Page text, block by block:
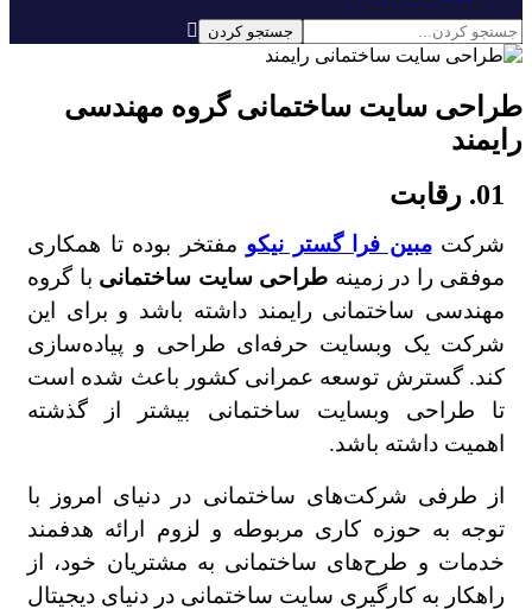
طراحی سایت ساختمانی گروه مهندسی
رایمند
01. رقابت
شرکت مبین فرا گستر نیکومفتخر بوده تا همکاری
موفقی را در زمینه طراحی سایت ساختمانیبا گروه
مهندسی ساختمانی رایمند داشته باشد و برای این
شرکت یک وبسایت حرفه‌ای طراحی و پیاده‌سازی
کند. گسترش توسعه عمرانی کشور باعث شده است
تا طراحی وبسایت ساختمانی بیشتر از گذشته
اهمیت داشته باشد.
از طرفی شرکت‌های ساختمانی در دنیای امروز با
توجه به حوزه کاری مربوطه و لزوم ارائه هدفمند
خدمات و طرح‌های ساختمانی به مشتریان خود، از
راهکار به کارگیری سایت ساختمانی در دنیای دیجیتال